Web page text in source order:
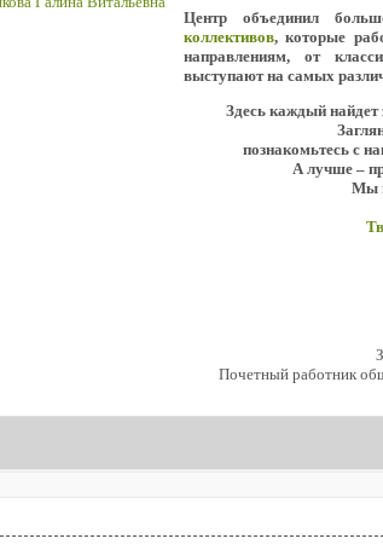
Центр объединил
коллективов, которые
направлениям, от
выступают на самых
Здесь каждый найдет
познакомьтесь с
А лучше –
Мы
Почетный работник